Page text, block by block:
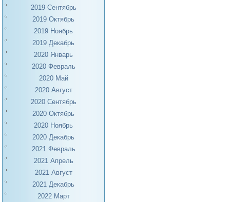
2019 Сентябрь
2019 Октябрь
2019 Ноябрь
2019 Декабрь
2020 Январь
2020 Февраль
2020 Май
2020 Август
2020 Сентябрь
2020 Октябрь
2020 Ноябрь
2020 Декабрь
2021 Февраль
2021 Апрель
2021 Август
2021 Декабрь
2022 Март